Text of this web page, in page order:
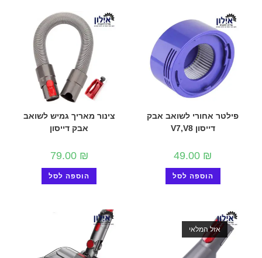
פילטר אחורי לשואב אבק
דייסון V7,V8
49.00 ₪
הוספה לסל
צינור מאריך גמיש לשואב
אבק דייסון
79.00 ₪
הוספה לסל
אזל המלאי